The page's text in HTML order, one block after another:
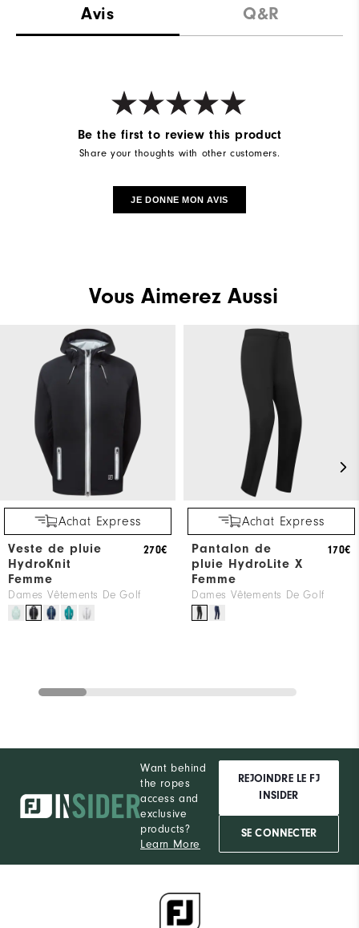
Avis Q&R
Be the first to review this product
Share your thoughts with other customers.
JE DONNE MON AVIS
Vous Aimerez Aussi
Achat Express
Veste de pluie
HydroKnit
Femme
Dames Vêtements De Golf
270€
Achat Express
Pantalon de
pluie HydroLite X
Femme
Dames Vêtements De Golf
170€
Want behind
the ropes
access and
exclusive
products?
Learn More
REJOINDRE LE FJ
INSIDER
SE CONNECTER